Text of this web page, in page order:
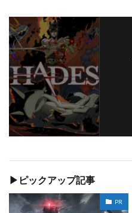
▶ピックアップ記事
PR